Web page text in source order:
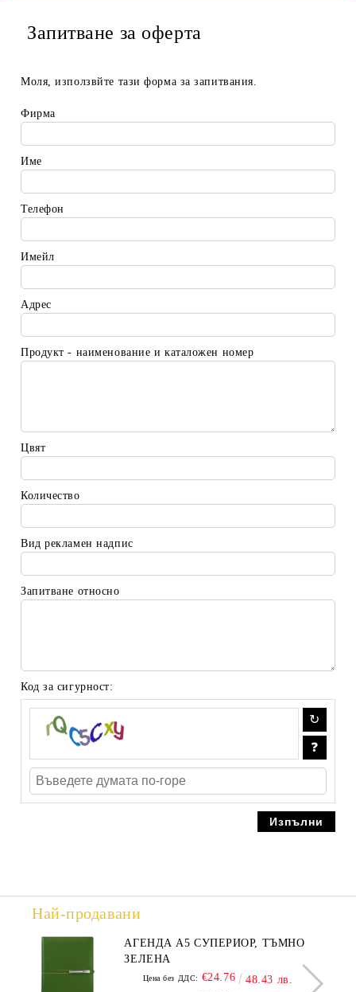
Запитване за оферта
Моля, използвйте тази форма за запитвания.
Фирма
Име
Телефон
Имейл
Адрес
Продукт - наименование и каталожен номер
Цвят
Количество
Вид рекламен надпис
Запитване относно
Код за сигурност:
Най-продавани
АГЕНДА А5 СУПЕРИОР, ТЪМНО
ЗЕЛЕНА
Цена без ДДС: €24.76 48.43 лв.